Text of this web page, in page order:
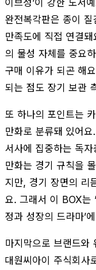
완전복각판은 종이
만족도에 직접 연결
의 물성 자체를 중요
구매 이유가 되곤 해
되는 점도 장기 보관
또 하나의 포인트는
만화로 분류돼 있어
서사에 집중하는 독
만화는 경기 규칙을
지만, 경기 장면의 리
요. 그래서 이 BOX는
정과 성장의 드라마’
마지막으로 브랜드와
대원씨아이 주식회사